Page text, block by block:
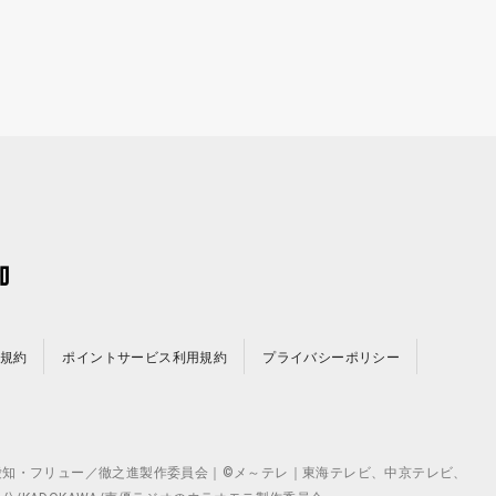
約 ポイントサービス利用規約 プライバシーポリシー
フリュー／徹之進製作委員会｜©メ～テレ｜東海テレビ、中京テレビ、